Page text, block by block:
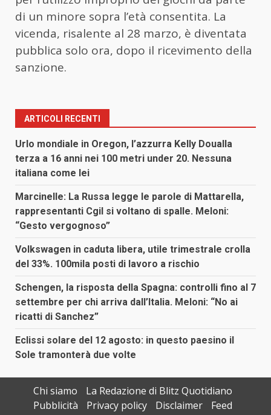
di un minore sopra l’età consentita. La
vicenda, risalente al 28 marzo, è diventata
pubblica solo ora, dopo il ricevimento della
sanzione.
ARTICOLI RECENTI
Urlo mondiale in Oregon, l’azzurra Kelly Doualla
terza a 16 anni nei 100 metri under 20. Nessuna
italiana come lei
Marcinelle: La Russa legge le parole di Mattarella,
rappresentanti Cgil si voltano di spalle. Meloni:
“Gesto vergognoso”
Volkswagen in caduta libera, utile trimestrale crolla
del 33%. 100mila posti di lavoro a rischio
Schengen, la risposta della Spagna: controlli fino al 7
settembre per chi arriva dall’Italia. Meloni: “No ai
ricatti di Sanchez”
Eclissi solare del 12 agosto: in questo paesino il
Sole tramonterà due volte
Chi siamo
La Redazione di Blitz Quotidiano
Pubblicità
Privacy policy Disclaimer Feed